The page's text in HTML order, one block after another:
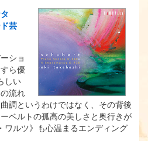
ド芸
ショ
ら優
しい
流れ
調というわけではなく、その背後
ベルトの孤高の美しさと奥行きが
ワルツ》も心温まるエンディング